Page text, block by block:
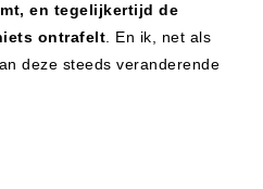
en tegelijkertijd de
ontrafelt. En ik, net als
deze steeds veranderende